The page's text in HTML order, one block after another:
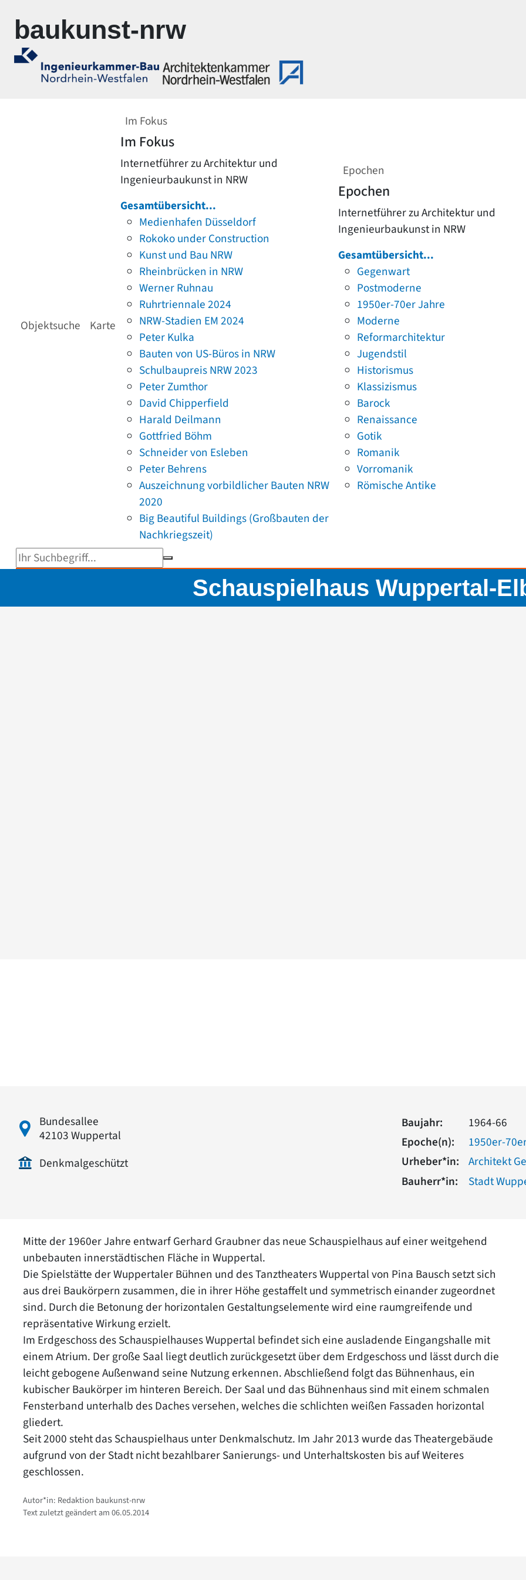
baukunst-nrw
Objektsuche Karte
Im Fokus
Im Fokus
Internetführer zu Architektur und
Ingenieurbaukunst in NRW
Gesamtübersicht...
Medienhafen Düsseldorf
Rokoko under Construction
Kunst und Bau NRW
Rheinbrücken in NRW
Werner Ruhnau
Ruhrtriennale 2024
NRW-Stadien EM 2024
Peter Kulka
Bauten von US-Büros in NRW
Schulbaupreis NRW 2023
Peter Zumthor
David Chipperfield
Harald Deilmann
Gottfried Böhm
Schneider von Esleben
Peter Behrens
Auszeichnung vorbildlicher Bauten NRW
2020
Big Beautiful Buildings (Großbauten der
Nachkriegszeit)
Epochen
Epochen
Internetführer zu Architektur und
Ingenieurbaukunst in NRW
Gesamtübersicht...
Gegenwart
Postmoderne
1950er-70er Jahre
Moderne
Reformarchitektur
Jugendstil
Historismus
Klassizismus
Barock
Renaissance
Gotik
Romanik
Vorromanik
Römische Antike
Suchbegriff eingeben
Schauspielhaus Wuppertal-
Bundesallee
42103 Wuppertal
Denkmalgeschützt
Baujahr:
1964-66
Epoche(n):
1950er-
Urheber*in:
Architekt
Bauherr*in:
Stadt
Mitte der 1960er Jahre entwarf Gerhard Graubner das neue Schauspielhaus auf einer weitgehend
unbebauten innerstädtischen Fläche in Wuppertal.
Die Spielstätte der Wuppertaler Bühnen und des Tanztheaters Wuppertal von Pina Bausch setzt sich
aus drei Baukörpern zusammen, die in ihrer Höhe gestaffelt und symmetrisch einander zugeordnet
sind. Durch die Betonung der horizontalen Gestaltungselemente wird eine raumgreifende und
repräsentative Wirkung erzielt.
Im Erdgeschoss des Schauspielhauses Wuppertal befindet sich eine ausladende Eingangshalle mit
einem Atrium. Der große Saal liegt deutlich zurückgesetzt über dem Erdgeschoss und lässt durch die
leicht gebogene Außenwand seine Nutzung erkennen. Abschließend folgt das Bühnenhaus, ein
kubischer Baukörper im hinteren Bereich. Der Saal und das Bühnenhaus sind mit einem schmalen
Fensterband unterhalb des Daches versehen, welches die schlichten weißen Fassaden horizontal
gliedert.
Seit 2000 steht das Schauspielhaus unter Denkmalschutz. Im Jahr 2013 wurde das Theatergebäude
aufgrund von der Stadt nicht bezahlbarer Sanierungs- und Unterhaltskosten bis auf Weiteres
geschlossen.
Autor*in: Redaktion baukunst-nrw
Text zuletzt geändert am 06.05.2014